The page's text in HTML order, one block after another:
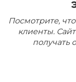
Посмотрите,
клиенты.
получать